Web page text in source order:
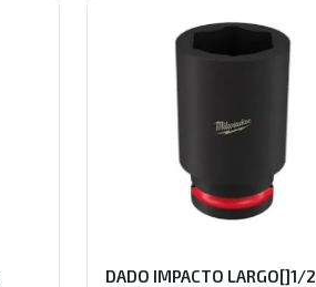
DADO IMPACTO LARGO[]1/2